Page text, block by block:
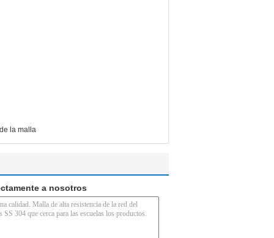
la malla
a nosotros